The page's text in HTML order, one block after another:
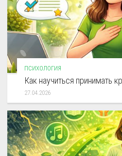
ПСИХОЛОГИЯ
Как научиться принимать
27.04.2026